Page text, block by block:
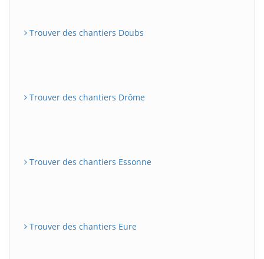
Trouver des chantiers Doubs
Trouver des chantiers Drôme
Trouver des chantiers Essonne
Trouver des chantiers Eure